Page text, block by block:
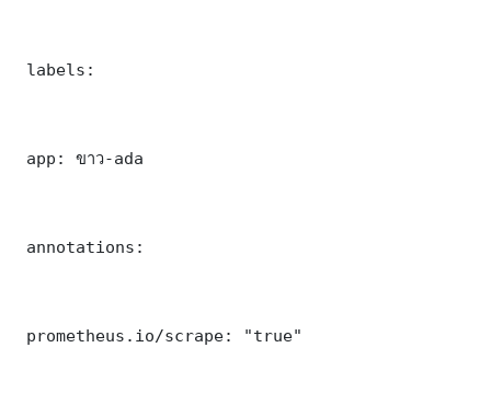
labels:
app: ขาว-ada
annotations:
prometheus.io/scrape: "true"